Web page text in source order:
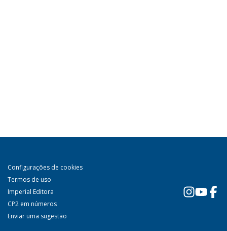
Configurações de cookies
Termos de uso
Imperial Editora
CP2 em números
Enviar uma sugestão